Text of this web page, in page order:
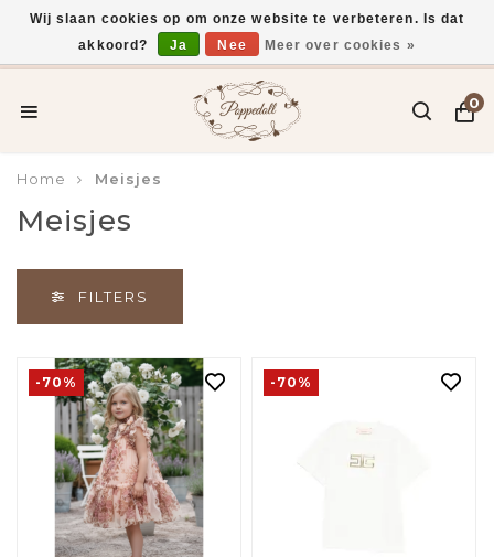
Gratis verzending vanaf €75,-
0
Home Meisjes
Meisjes
FILTERS
-70% -70%
Wij slaan cookies op om onze website te verbeteren. Is dat
akkoord?
Ja Nee Meer over cookies »